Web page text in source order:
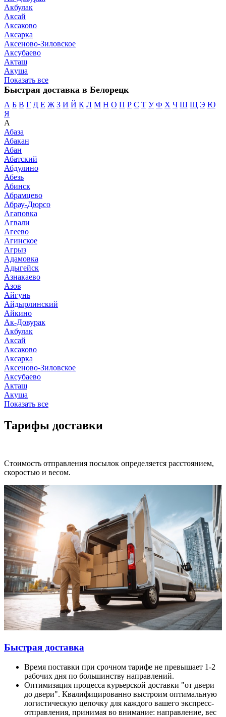
Акбулак
Аксай
Аксаково
Аксарка
Аксеново-Зиловское
Аксубаево
Акташ
Акуша
Показать все
Быстрая доставка в Белорецк
А Б В Г Д Е Ж З И Й К Л М Н О П Р С Т У Ф Х Ч Ш Щ Э Ю
Я
А
Абаза
Абакан
Абан
Абатский
Абдулино
Абезь
Абинск
Абрамцево
Абрау-Дюрсо
Агаповка
Агвали
Агеево
Агинское
Агрыз
Адамовка
Адыгейск
Азнакаево
Азов
Айгунь
Айдырлинский
Айкино
Ак-Довурак
Акбулак
Аксай
Аксаково
Аксарка
Аксеново-Зиловское
Аксубаево
Акташ
Акуша
Показать все
Тарифы доставки
Стоимость отправления посылок определяется расстоянием,
скоростью и весом.
Быстрая доставка
Время поставки при срочном тарифе не превышает 1-2
рабочих дня по большинству направлений.
Оптимизация процесса курьерской доставки "от двери
до двери". Квалифицированно выстроим оптимальную
логистическую цепочку для каждого вашего экспресс-
отправления, принимая во внимание: направление, вес